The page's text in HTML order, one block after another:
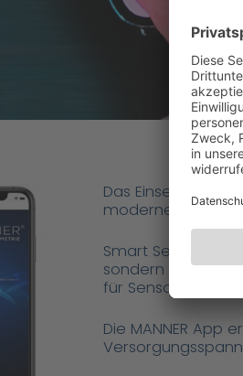
Das Einsehen
modernen
Smart Services
sondern nehmen
für
Die MANNER